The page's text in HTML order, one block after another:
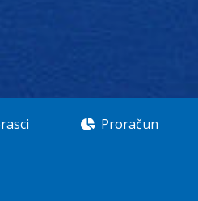
Proračun